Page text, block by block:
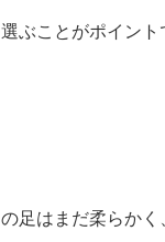
ぶことがポイント
足はまだ柔らかく